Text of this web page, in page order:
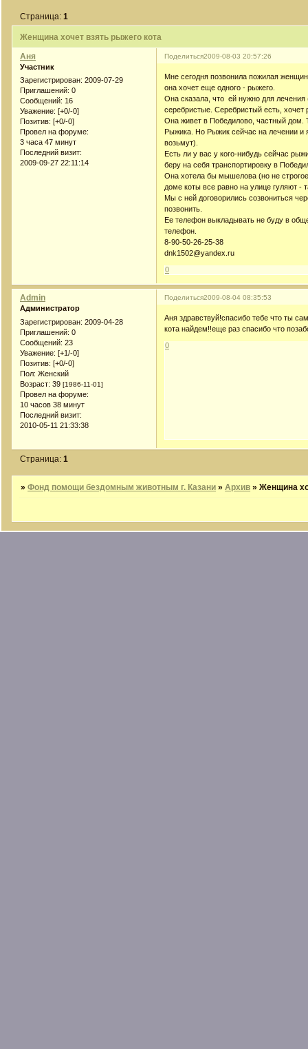
Женщина хочет взять рыжего кота
Страница:1
Поделиться2009-08-03 20:57:26
Аня
Участник
Зарегистрирован: 2009-07-29
Приглашений: 0
Сообщений: 16
Уважение: [+0/-0]
Позитив: [+0/-0]
Провел на форуме:
3 часа 47 минут
Последний визит:
2009-09-27 22:11:14
Мне сегодня позвонила пожилая
она хочет еще одного - рыжего.
Она сказала, что ей нужно для лечения
серебристые. Серебристый есть, хочет
Она живет в Победилово, частный дом.
Рыжика. Но Рыжик сейчас на лечении и
возьмут).
Есть ли у вас у кого-нибудь сейчас
беру на себя транспортировку в
Она хотела бы мышелова (но не
доме коты все равно на улице гуляют -
Мы с ней договорились созвониться
позвонить.
Ее телефон выкладывать не буду в
телефон.
8-90-50-26-25-38
dnk1502@yandex.ru
0
Поделиться2009-08-04 08:35:53
Admin
Администратор
Зарегистрирован: 2009-04-28
Приглашений: 0
Сообщений: 23
Уважение: [+1/-0]
Позитив: [+0/-0]
Пол: Женский
Возраст: 39 [1986-11-01]
Провел на форуме:
10 часов 38 минут
Последний визит:
2010-05-11 21:33:38
Аня здравствуй!спасибо тебе что ты
кота найдем!!еще раз спасибо что
0
Страница:1
»Фонд помощи бездомным животным г. Казани »Архив »Женщина